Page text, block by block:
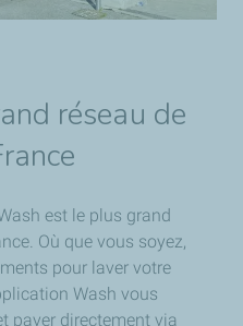
réseau de
est le plus grand
Où que vous soyez,
pour laver votre
Wash vous
payer directement via